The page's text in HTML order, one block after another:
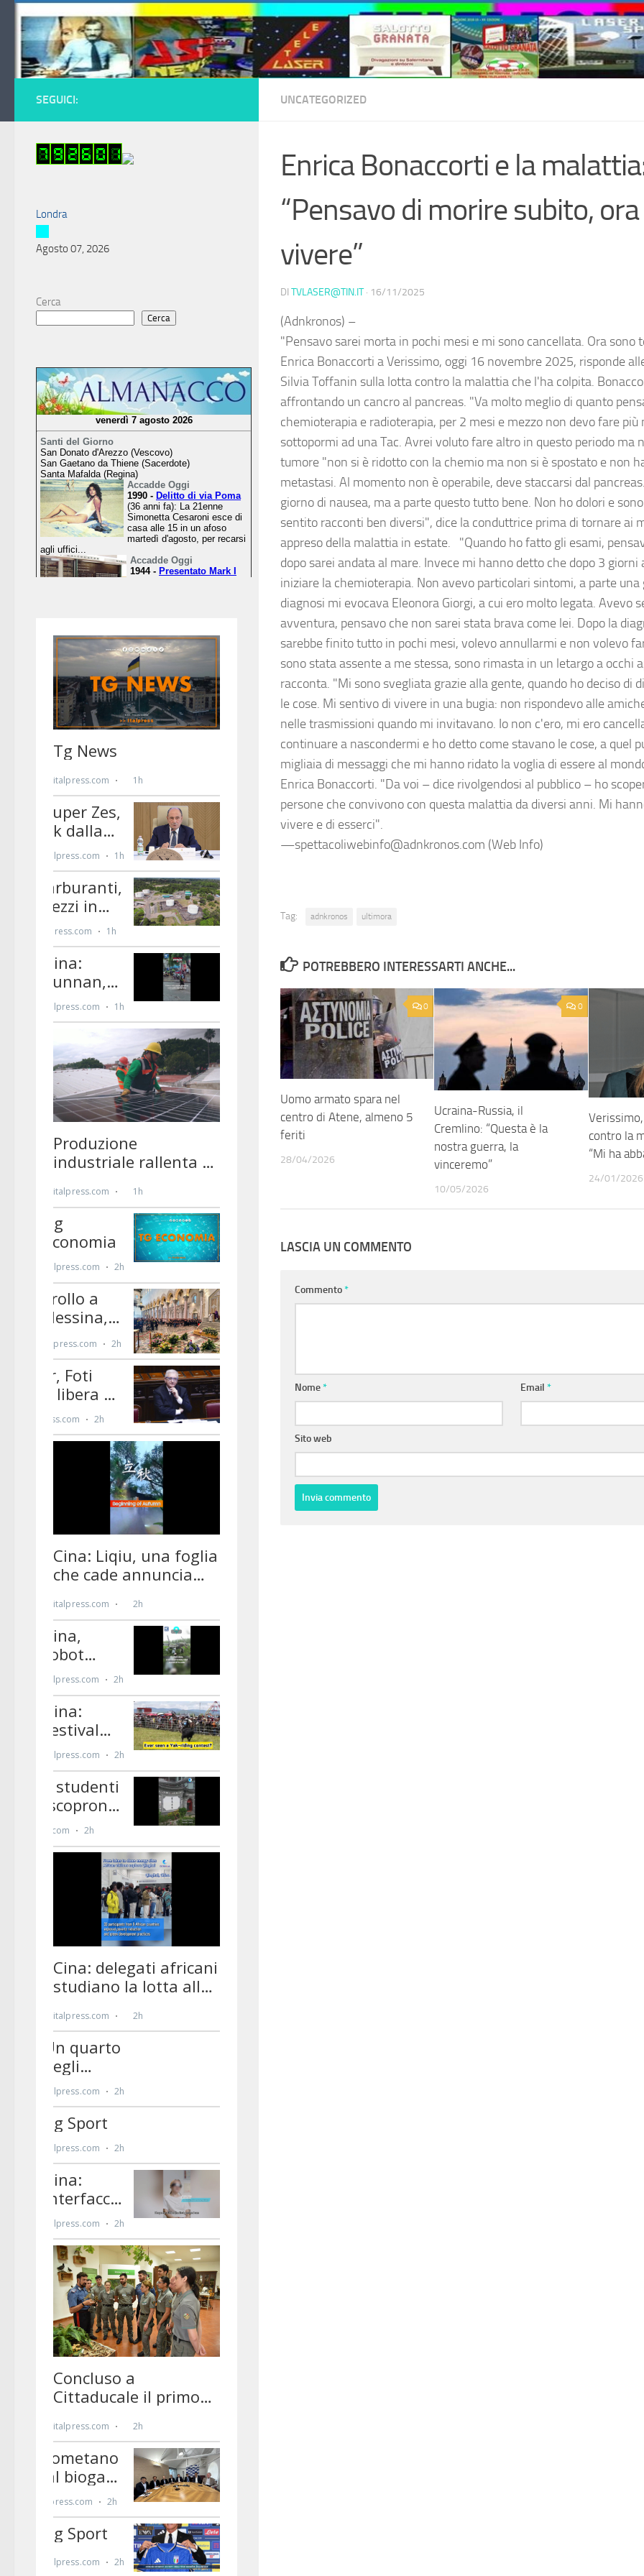
Salta al contenuto
UNCATEGORIZED
Enrica Bonaccorti e la
“Pensavo di morire subito,
vivere”
DI TVLASER@TIN.IT · 16/11/2025
(Adnkronos) –
"Pensavo sarei morta in pochi mesi e mi sono cancellata. Ora sono
Enrica Bonaccorti a Verissimo, oggi 16 novembre 2025, risponde
Silvia Toffanin sulla lotta contro la malattia che l'ha colpita.
affrontando un cancro al pancreas. "Va molto meglio di quanto
chemioterapia e radioterapia, per 2 mesi e mezzo non devo fare più
sottopormi ad una Tac. Avrei voluto fare altro in questo periodo ma
tumore "non si è ridotto con la chemio ma non si è spostato e non
metastasi. Al momento non è operabile, deve staccarsi dal
giorno di nausea, ma a parte questo tutto bene. Non ho dolori e
sentito racconti ben diversi", dice la conduttrice prima di tornare ai
appreso della malattia in estate. "Quando ho fatto gli esami,
dopo sarei andata al mare. Invece mi hanno detto che dopo 3 giorni
iniziare la chemioterapia. Non avevo particolari sintomi, a parte una
diagnosi mi evocava Eleonora Giorgi, a cui ero molto legata. Avevo
avventura, pensavo che non sarei stata brava come lei. Dopo la
sarebbe finito tutto in pochi mesi, volevo annullarmi e non volevo
sono stata assente a me stessa, sono rimasta in un letargo a occhi
racconta. "Mi sono svegliata grazie alla gente, quando ho deciso di
le cose. Mi sentivo di vivere in una bugia: non rispondevo alle
nelle trasmissioni quando mi invitavano. Io non c'ero, mi ero
continuare a nascondermi e ho detto come stavano le cose, a quel
migliaia di messaggi che mi hanno ridato la voglia di essere al
Enrica Bonaccorti. "Da voi – dice rivolgendosi al pubblico – ho
persone che convivono con questa malattia da diversi anni. Mi
vivere e di esserci".
—spettacoliwebinfo@adnkronos.com (Web Info)
Tag: adnkronos ultimora
POTREBBERO INTERESSARTI ANCHE...
0
Uomo armato spara nel
centro di Atene, almeno 5
feriti
28/04/2026
0
Ucraina-Russia, il
Cremlino: “Questa è la
nostra guerra, la
vinceremo”
10/05/2026
contro la
“Mi ha
24/01/2026
LASCIA UN COMMENTO
Commento*
Nome* Email*
Sito web
SEGUICI:
Londra
Agosto 07, 2026
Cerca
Cerca